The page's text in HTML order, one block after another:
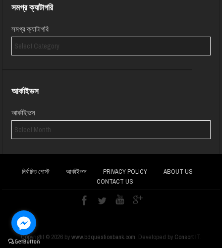
সমগ্র ক্যাটাগরি
সমগ্র ক্যাটাগরি
আর্কাইভস
আর্কাইভস
নির্বাচিত পোস্ট আর্কাইভস PRIVACY POLICY
ABOUT US
CONTACT US
Copyright © 2026bywww.bdquestionbank.com. Developed by Consort IT.